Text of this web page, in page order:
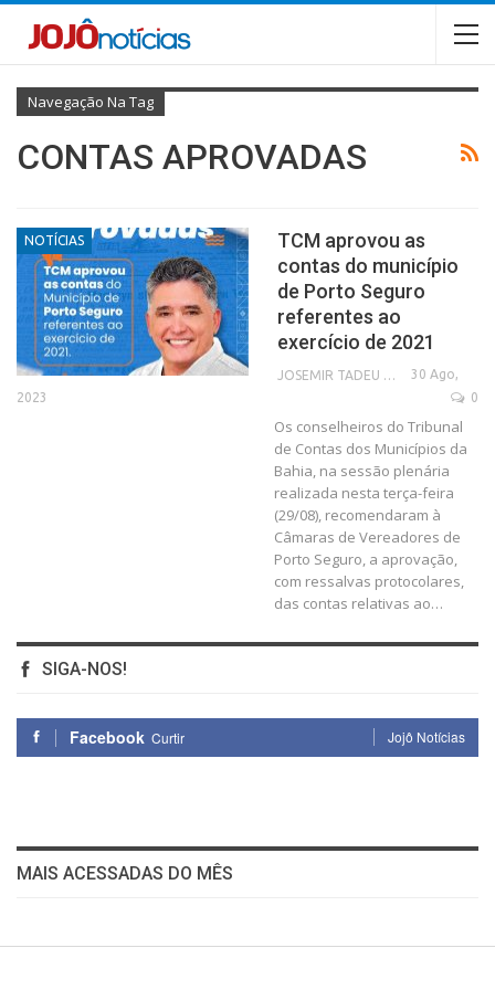
Navegação Na Tag
CONTAS APROVADAS
NOTÍCIAS
TCM aprovou as
contas do município
de Porto Seguro
referentes ao
exercício de 2021
30 Ago,
2023
0
Os conselheiros do Tribunal
de Contas dos Municípios da
Bahia, na sessão plenária
realizada nesta terça-feira
(29/08), recomendaram à
Câmaras de Vereadores de
Porto Seguro, a aprovação,
com ressalvas protocolares,
das contas relativas ao…
SIGA-NOS!
Facebook Curtir Jojô Notícias
MAIS ACESSADAS DO MÊS